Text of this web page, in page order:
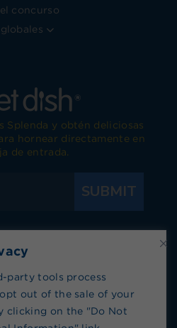
party tools process
out of the sale of your
clicking on the "Do Not
concurso
Splenda y obtén deliciosas
hornear directamente en
de entrada.
SUBMIT
Facebooken Instagram
Visita Splenda en Twitter
Términos de Uso|Política
recetas | Blog index